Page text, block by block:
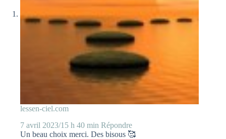
lessen-ciel.com
7 avril 2023/15 h 40 min Répondre
Un beau choix merci. Des bisous 🥰